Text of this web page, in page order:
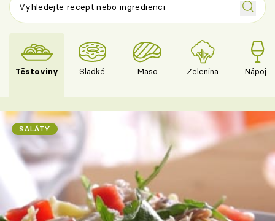
Těstoviny Sladké Maso Zelenina Nápoje
SALÁTY